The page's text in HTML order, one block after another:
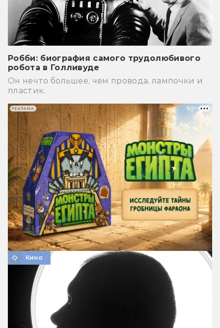
Робби: биография самого трудолюбивого
робота в Голливуде
Он нечто большее, чем провода, лампочки и
пластик.
Кино
РЕКЛАМА